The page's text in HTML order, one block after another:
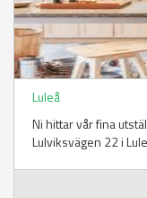
Luleå
Ni hittar vår fina
Lulviksvägen 22 i